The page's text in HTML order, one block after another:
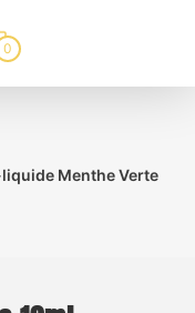
0
Menthe Verte